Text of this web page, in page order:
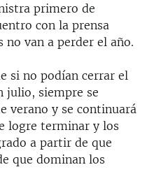
primero de
con la prensa
no van a perder el año.
si no podían cerrar el
julio, siempre se
verano y se continuará
logre terminar y los
a partir de que
que dominan los